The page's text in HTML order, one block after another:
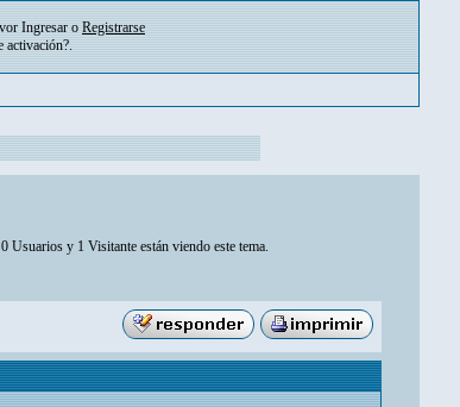
Ingresar o Registrarse
activación?.
0 Usuarios y 1 Visitante están viendo este tema.